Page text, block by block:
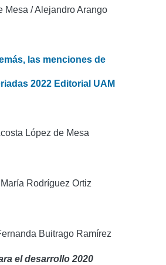
Mesa / Alejandro Arango
las menciones de
2022 Editorial UAM
López de Mesa
Rodríguez Ortiz
Buitrago Ramírez
el desarrollo 2020